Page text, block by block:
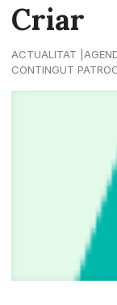
Criar
ACTUALITAT
CONTINGUT